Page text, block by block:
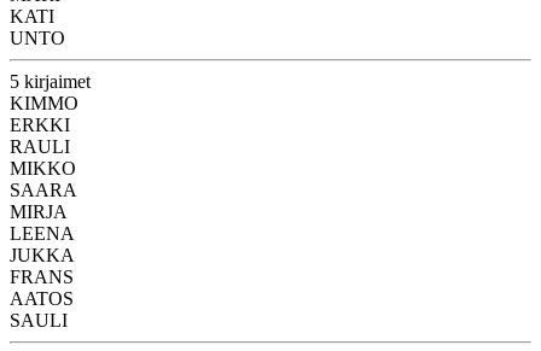
KATI
UNTO
5 kirjaimet
KIMMO
ERKKI
RAULI
MIKKO
SAARA
MIRJA
LEENA
JUKKA
FRANS
AATOS
SAULI